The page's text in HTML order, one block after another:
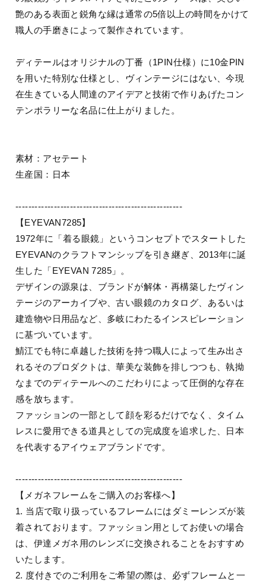
艶のある表面と鋭角な縁は通常の5倍以上の時間をかけて
職人の手磨きによって製作されています。
ディテールはオリジナルの丁番（1PIN仕様）に10金PIN
を用いた特別な仕様とし、ヴィンテージにはない、今現
在生きている人間達のアイデアと技術で作りあげたコン
テンポラリーな名品に仕上がりました。
素材：アセテート
生産国：日本
----------------------------------------------------
【EYEVAN7285】
1972年に「着る眼鏡」というコンセプトでスタートした
EYEVANのクラフトマンシップを引き継ぎ、2013年に誕
生した「EYEVAN 7285」。
デザインの源泉は、ブランドが解体・再構築したヴィン
テージのアーカイブや、古い眼鏡のカタログ、あるいは
建造物や日用品など、多岐にわたるインスピレーション
に基づいています。
鯖江でも特に卓越した技術を持つ職人によって生み出さ
れるそのプロダクトは、華美な装飾を排しつつも、執拗
なまでのディテールへのこだわりによって圧倒的な存在
感を放ちます。
ファッションの一部として顔を彩るだけでなく、タイム
レスに愛用できる道具としての完成度を追求した、日本
を代表するアイウェアブランドです。
----------------------------------------------------
【メガネフレームをご購入のお客様へ】
1. 当店で取り扱っているフレームにはダミーレンズが装
着されております。ファッション用としてお使いの場合
は、伊達メガネ用のレンズに交換されることをおすすめ
いたします。
2. 度付きでのご利用をご希望の際は、必ずフレームと一